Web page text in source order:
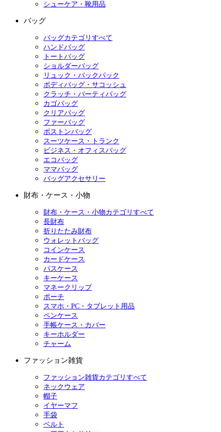
シューケア・靴用品
バッグ
バッグカテゴリすべて
ハンドバッグ
トートバッグ
ショルダーバッグ
リュック・バックパック
ボディバッグ・サコッシュ
クラッチ・パーティバッグ
カゴバッグ
クリアバッグ
ファーバッグ
ボストンバッグ
スーツケース・トランク
ビジネス・オフィスバッグ
エコバッグ
ママバッグ
バッグアクセサリー
財布・ケース・小物
財布・ケース・小物カテゴリすべて
長財布
折りたたみ財布
ウォレットバッグ
コインケース
カードケース
パスケース
キーケース
マネークリップ
ポーチ
スマホ・PC・タブレット用品
ペンケース
手帳ケース・カバー
キーホルダー
チャーム
ファッション雑貨
ファッション雑貨カテゴリすべて
ネックウェア
帽子
イヤーマフ
手袋
ベルト